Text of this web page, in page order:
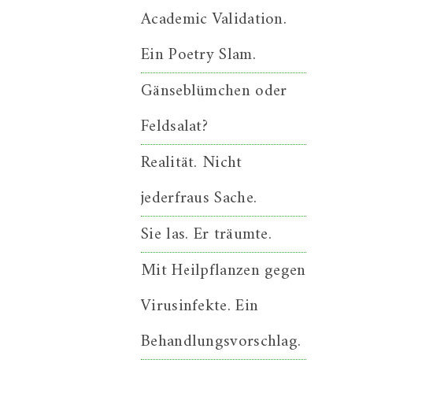
Academic Validation.
Ein Poetry Slam.
Gänseblümchen oder
Feldsalat?
Realität. Nicht
jederfraus Sache.
Sie las. Er träumte.
Mit Heilpflanzen gegen
Virusinfekte. Ein
Behandlungsvorschlag.